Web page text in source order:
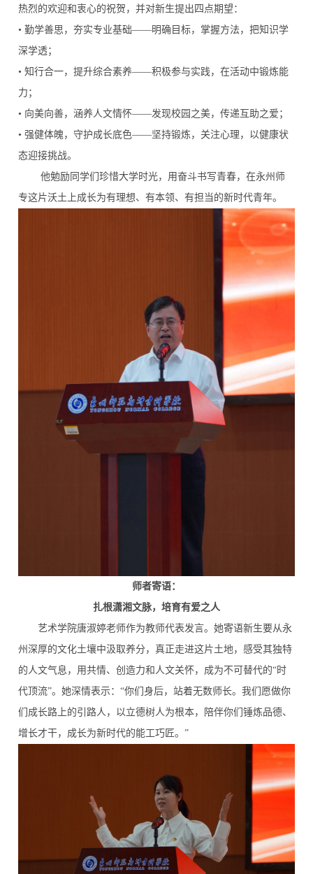
热烈的欢迎和衷心的祝贺，并对新生提出四点期望：
• 勤学善思，夯实专业基础——明确目标，掌握方法，把知识学
深学透；
• 知行合一，提升综合素养——积极参与实践，在活动中锻炼能
力；
• 向美向善，涵养人文情怀——发现校园之美，传递互助之爱；
• 强健体魄，守护成长底色——坚持锻炼，关注心理，以健康状
态迎接挑战。
他勉励同学们珍惜大学时光，用奋斗书写青春，在永州师
专这片沃土上成长为有理想、有本领、有担当的新时代青年。
师者寄语：
扎根潇湘文脉，培育有爱之人
艺术学院唐淑婷老师作为教师代表发言。她寄语新生要从永
州深厚的文化土壤中汲取养分，真正走进这片土地，感受其独特
的人文气息，用共情、创造力和人文关怀，成为不可替代的“时
代顶流”。她深情表示：“你们身后，站着无数师长。我们愿做你
们成长路上的引路人，以立德树人为根本，陪伴你们锤炼品德、
增长才干，成长为新时代的能工巧匠。”